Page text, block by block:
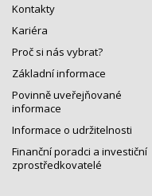
Kontakty
Kariéra
Proč si nás vybrat?
Základní informace
Povinně uveřejňované
informace
Informace o udržitelnosti
Finanční poradci a investiční
zprostředkovatelé